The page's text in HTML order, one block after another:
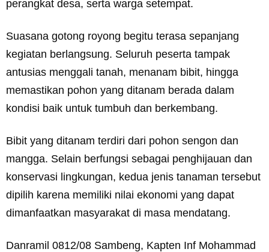
perangkat desa, serta warga setempat.
Suasana gotong royong begitu terasa sepanjang
kegiatan berlangsung. Seluruh peserta tampak
antusias menggali tanah, menanam bibit, hingga
memastikan pohon yang ditanam berada dalam
kondisi baik untuk tumbuh dan berkembang.
Bibit yang ditanam terdiri dari pohon sengon dan
mangga. Selain berfungsi sebagai penghijauan dan
konservasi lingkungan, kedua jenis tanaman tersebut
dipilih karena memiliki nilai ekonomi yang dapat
dimanfaatkan masyarakat di masa mendatang.
Danramil 0812/08 Sambeng, Kapten Inf Mohammad